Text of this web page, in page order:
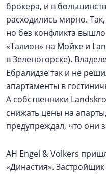
брокера, и в
расходились мирно.
но без конфликта
«Талион» на Мойке и
в Зеленогорске).
Ебралидзе так и не
апартаменты в
А собственники
снижать цены на
предупреждал, что они
АН Engel & Vоlkers
«Династия».